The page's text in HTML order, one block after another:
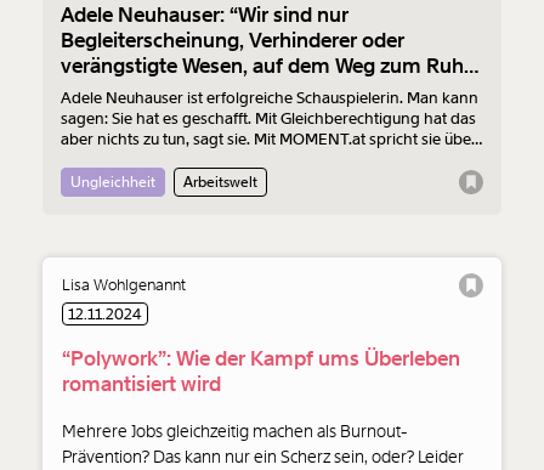
Adele Neuhauser: “Wir sind nur
Begleiterscheinung, Verhinderer oder
verängstigte Wesen, auf dem Weg zum Ruhm
eines Mannes.”
Adele Neuhauser ist erfolgreiche Schauspielerin. Man kann
sagen: Sie hat es geschafft. Mit Gleichberechtigung hat das
aber nichts zu tun, sagt sie. Mit MOMENT.at spricht sie über
Kollegen, die mehr bezahlt bekommen und über
Geschlechterrollen.
Ungleichheit Arbeitswelt
Lisa Wohlgenannt
12.11.2024
“Polywork”: Wie der Kampf ums Überleben
romantisiert wird
Mehrere Jobs gleichzeitig machen als Burnout-
Prävention? Das kann nur ein Scherz sein, oder? Leider